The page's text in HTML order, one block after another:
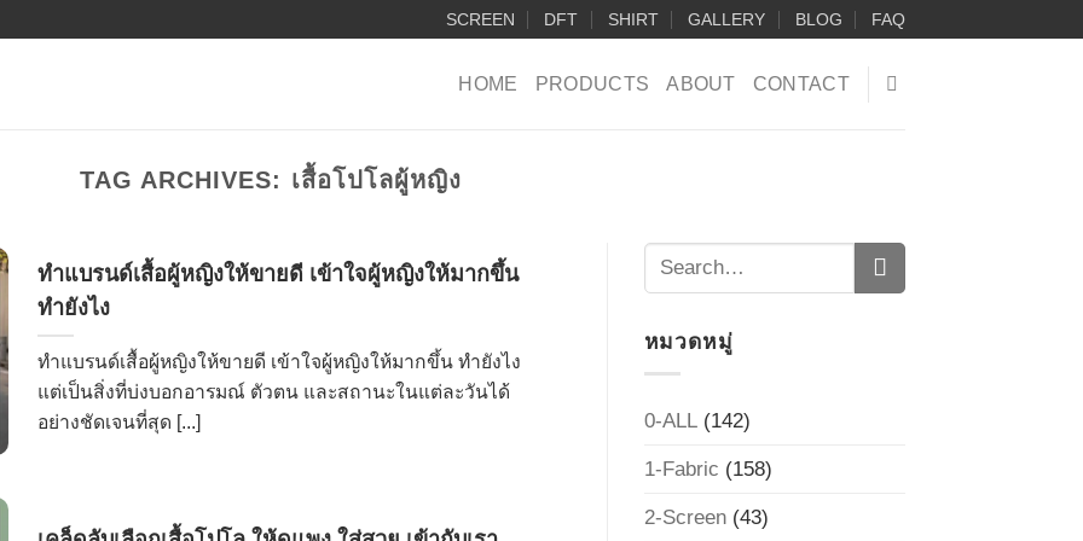
SCREEN DFT SHIRT GALLERY BLOG FAQ
HOME PRODUCTS ABOUT CONTACT
TAG ARCHIVES: เสื้อโปโลผู้หญิง
ทำแบรนด์เสื้อผู้หญิงให้ขายดี เข้าใจผู้หญิงให้มากขึ้น
ทำยังไง
ทำแบรนด์เสื้อผู้หญิงให้ขายดี เข้าใจผู้หญิงให้มากขึ้น ทำยังไง
แต่เป็นสิ่งที่บ่งบอกอารมณ์ ตัวตน และสถานะในแต่ละวันได้
อย่างชัดเจนที่สุด [...]
หมวดหมู่
0-ALL(142)
1-Fabric (158)
2-Screen(43)